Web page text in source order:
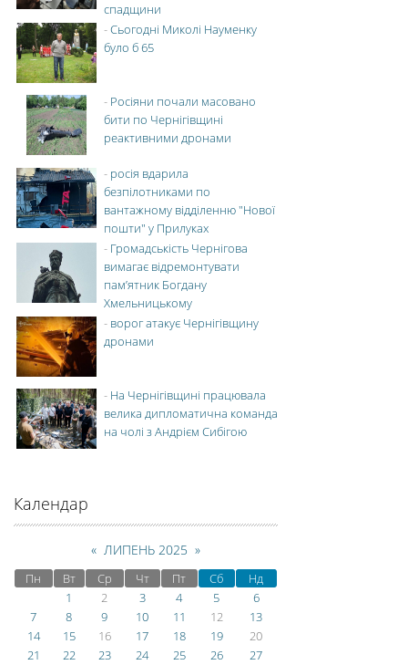
спадщини
-Сьогодні Миколі Науменку
було б 65
- Росіяни почали масовано
бити по Чернігівщині
реактивними дронами
- росія вдарила
безпілотниками по
вантажному відділенню "Нової
пошти" у Прилуках
- Громадськість Чернігова
вимагає відремонтувати
пам’ятник Богдану
Хмельницькому
- ворог атакує Чернігівщину
дронами
- На Чернігівщині працювала
велика дипломатична команда
на чолі з Андрієм Сибігою
Календар
« ЛИПЕНЬ 2025 »
Пн Вт Ср Чт Пт Сб
Нд
1
2 3 4 5
6
7
8 9 10 11 12
13
14
15 16 17 18 19
20
21
22 23 24 25 26
27